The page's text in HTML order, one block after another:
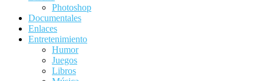
Photoshop
Documentales
Enlaces
Entretenimiento
Humor
Juegos
Libros